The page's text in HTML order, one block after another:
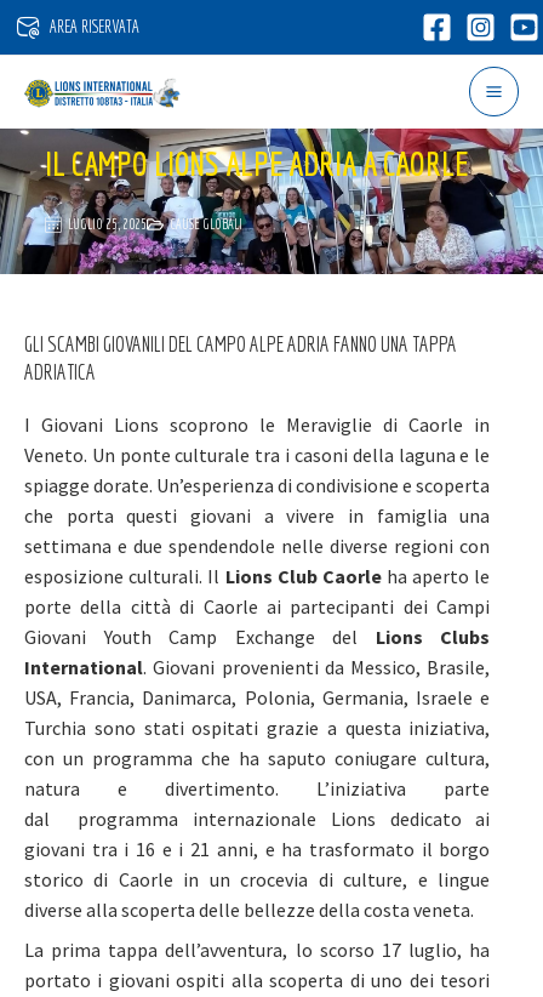
Vai
contenuto
AREA RISERVATA
IL CAMPO LIONS ALPE ADRIA A CAORLE
LUGLIO 25, 2025 CAUSE GLOBALI
GLI SCAMBI GIOVANILI DEL CAMPO ALPE ADRIA FANNO UNA TAPPA
ADRIATICA
I Giovani Lions scoprono le Meraviglie di Caorle in
Veneto. Un ponte culturale tra i casoni della laguna e le
spiagge dorate. Un’esperienza di condivisione e scoperta
che porta questi giovani a vivere in famiglia una
settimana e due spendendole nelle diverse regioni con
esposizione culturali. Il Lions Club Caorleha aperto le
porte della città di Caorle ai partecipanti dei Campi
Giovani Youth Camp Exchange del Lions Clubs
International. Giovani provenienti da Messico, Brasile,
USA, Francia, Danimarca, Polonia, Germania, Israele e
Turchia sono stati ospitati grazie a questa iniziativa,
con un programma che ha saputo coniugare cultura,
natura e divertimento. L’iniziativa parte
dal programma internazionale Lions dedicato ai
giovani tra i 16 e i 21 anni, e ha trasformato il borgo
storico di Caorle in un crocevia di culture, e lingue
diverse alla scoperta delle bellezze della costa veneta.
La prima tappa dell’avventura, lo scorso 17 luglio, ha
portato i giovani ospiti alla scoperta di uno dei tesori